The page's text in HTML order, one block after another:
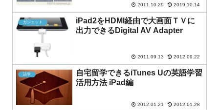
2011.10.29 2019.10.14
ガジェット
iPad2をHDMI経由で大画面ＴＶに
出力できるDigital AV Adapter
2011.09.13 2012.09.22
語学
自宅留学できるiTunes Uの英語学習
活用方法 iPad編
2012.01.21 2012.01.28